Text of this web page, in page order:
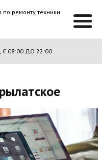
ремонту техники
С 08:00 ДО 22:00